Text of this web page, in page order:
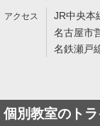
JR中央本
名古屋市
名鉄瀬戸
個別教室のトラ